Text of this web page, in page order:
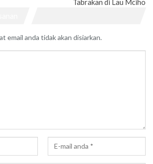
Tabrakan di Lau Mciho
email anda tidak akan disiarkan.